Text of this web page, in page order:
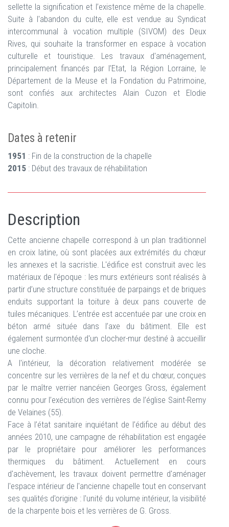
sellette la signification et l’existence même de la chapelle.
Suite à l'abandon du culte, elle est vendue au Syndicat
intercommunal à vocation multiple (SIVOM) des Deux
Rives, qui souhaite la transformer en espace à vocation
culturelle et touristique. Les travaux d'aménagement,
principalement financés par l’Etat, la Région Lorraine, le
Département de la Meuse et la Fondation du Patrimoine,
sont confiés aux architectes Alain Cuzon et Elodie
Capitolin.
Dates à retenir
1951 : Fin de la construction de la chapelle
2015 : Début des travaux de réhabilitation
Description
Cette ancienne chapelle correspond à un plan traditionnel
en croix latine, où sont placées aux extrémités du chœur
les annexes et la sacristie. L'édifice est construit avec les
matériaux de l'époque : les murs extérieurs sont réalisés à
partir d’une structure constituée de parpaings et de briques
enduits supportant la toiture à deux pans couverte de
tuiles mécaniques. L’entrée est accentuée par une croix en
béton armé située dans l’axe du bâtiment. Elle est
également surmontée d'un clocher-mur destiné à accueillir
une cloche.
A l'intérieur, la décoration relativement modérée se
concentre sur les verrières de la nef et du chœur, conçues
par le maître verrier nancéien Georges Gross, également
connu pour l’exécution des verrières de l’église Saint-Remy
de Velaines (55).
Face à l’état sanitaire inquiétant de l’édifice au début des
années 2010, une campagne de réhabilitation est engagée
par le propriétaire pour améliorer les performances
thermiques du bâtiment. Actuellement en cours
d'achèvement, les travaux doivent permettre d'aménager
l'espace intérieur de l'ancienne chapelle tout en conservant
ses qualités d'origine : l'unité du volume intérieur, la visibilité
de la charpente bois et les verrières de G. Gross.